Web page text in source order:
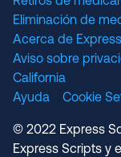
Eliminación de
Acerca de
Aviso sobre
California
Ayuda
Cookie
© 2022 Express
Express Scripts y